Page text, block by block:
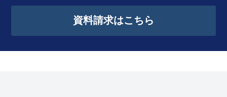
資料請求はこちら